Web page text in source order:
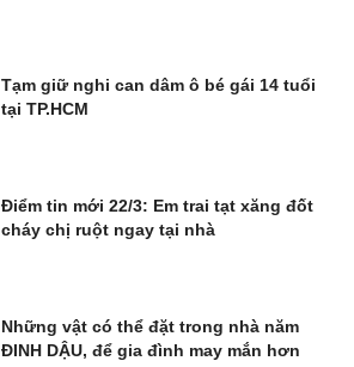
Tạm giữ nghi can dâm ô bé gái 14 tuổi
tại TP.HCM
Điểm tin mới 22/3: Em trai tạt xăng đốt
cháy chị ruột ngay tại nhà
Những vật có thể đặt trong nhà năm
ĐINH DẬU, để gia đình may mắn hơn